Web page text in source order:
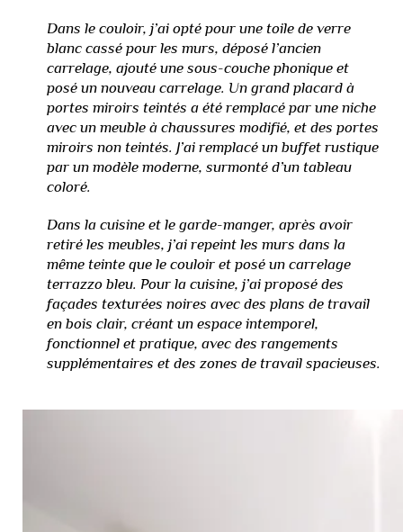
Dans le couloir, j’ai opté pour une toile de verre
blanc cassé pour les murs, déposé l’ancien
carrelage, ajouté une sous-couche phonique et
posé un nouveau carrelage. Un grand placard à
portes miroirs teintés a été remplacé par une niche
avec un meuble à chaussures modifié, et des portes
miroirs non teintés. J’ai remplacé un buffet rustique
par un modèle moderne, surmonté d’un tableau
coloré.
Dans la cuisine et le garde-manger, après avoir
retiré les meubles, j’ai repeint les murs dans la
même teinte que le couloir et posé un carrelage
terrazzo bleu. Pour la cuisine, j’ai proposé des
façades texturées noires avec des plans de travail
en bois clair, créant un espace intemporel,
fonctionnel et pratique, avec des rangements
supplémentaires et des zones de travail spacieuses.